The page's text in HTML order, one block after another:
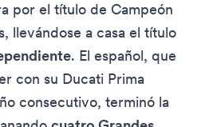
por el título de Campeón
llevándose a casa el título
. El español, que
con su Ducati Prima
consecutivo, terminó la